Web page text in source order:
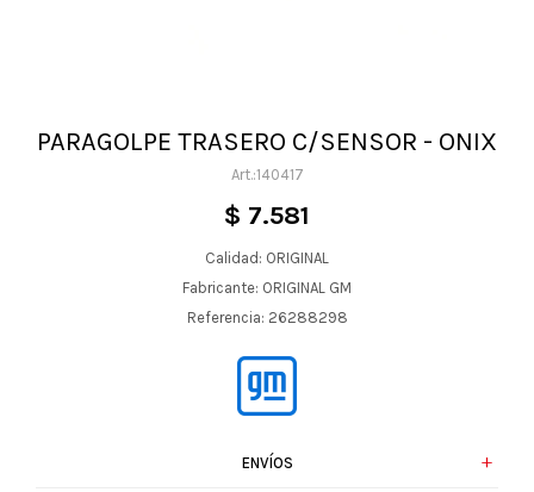
PARAGOLPE TRASERO C/SENSOR - ONIX
140417
$ 7.581
Calidad: ORIGINAL
Fabricante: ORIGINAL GM
Referencia: 26288298
ENVÍOS